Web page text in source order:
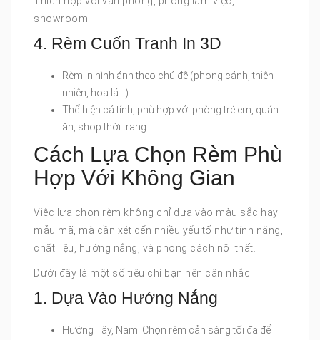
showroom.
4. Rèm Cuốn Tranh In 3D
Rèm in hình ảnh theo chủ đề (phong cảnh, thiên
nhiên, hoa lá…)
Thể hiện cá tính, phù hợp với phòng trẻ em, quán
ăn, shop thời trang.
Cách Lựa Chọn Rèm Phù
Hợp Với Không Gian
Việc lựa chọn rèm không chỉ dựa vào màu sắc hay
mẫu mã, mà cần xét đến nhiều yếu tố như tính năng,
chất liệu, hướng nắng, và phong cách nội thất.
Dưới đây là một số tiêu chí bạn nên cân nhắc:
1. Dựa Vào Hướng Nắng
Hướng Tây, Nam: Chọn rèm cản sáng tối đa để